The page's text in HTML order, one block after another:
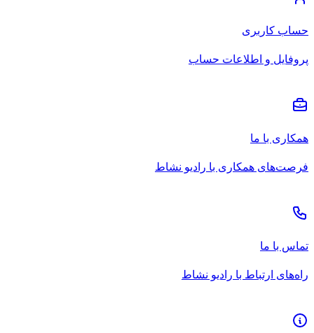
حساب کاربری
پروفایل و اطلاعات حساب
همکاری با ما
فرصت‌های همکاری با رادیو نشاط
تماس با ما
راه‌های ارتباط با رادیو نشاط